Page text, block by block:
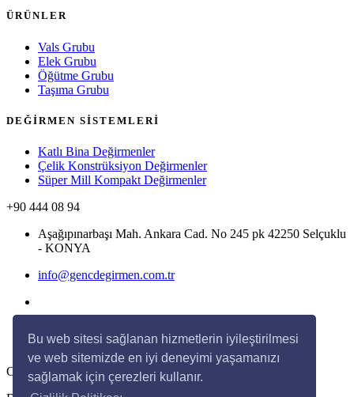
Bu web sitesi sağlanan hizmetlerin iyileştirilmesi
ve web sitemizde en iyi deneyimi yaşamanızı
sağlamak için çerezleri kullanır.
ÜRÜNLER
Vals Grubu
Elek Grubu
Öğütme Grubu
Taşıma Grubu
DEĞİRMEN SİSTEMLERİ
Katlı Bina Değirmenler
Çelik Konstrüksiyon Değirmenler
Süper Mill Kompakt Değirmenler
+90 444 08 94
Aşağıpınarbaşı Mah. Ankara Cad. No 245 pk 42250 Selçuklu
- KONYA
info@gencdegirmen.com.tr
Copyright © 2020 Genç Değirmen Tüm hakları saklıdır.